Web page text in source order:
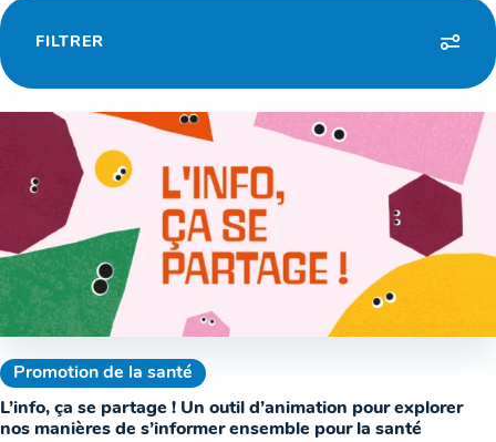
FILTRER
Promotion de la santé
L’info, ça se partage ! Un outil d’animation pour explorer
nos manières de s’informer ensemble pour la santé